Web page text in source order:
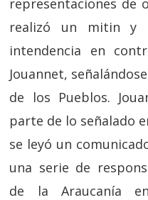
representaciones de
realizó un mitin y
intendencia en
Jouannet,
de los Pueblos.
parte de lo señalado
se leyó un
una serie de
de la Araucanía